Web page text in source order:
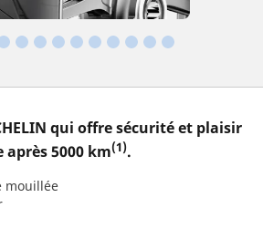
qui offre sécurité et plaisir
5000 km(1).
mouillée